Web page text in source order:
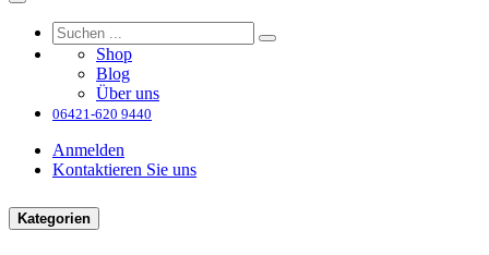
Shop
Blog
Über uns
06421-620 9440
Anmelden
Kontaktieren Sie uns
Kategorien